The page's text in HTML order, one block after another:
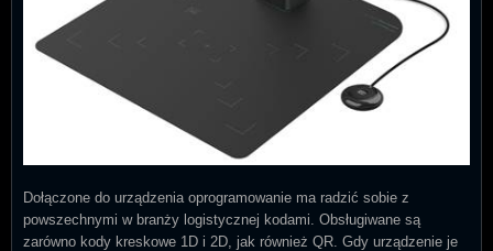
Dołączone do urządzenia oprogramowanie ma radzić sobie z
powszechnymi w branży logistycznej kodami. Obsługiwane są
zarówno kody kreskowe 1D i 2D, jak również QR. Gdy urządzenie je